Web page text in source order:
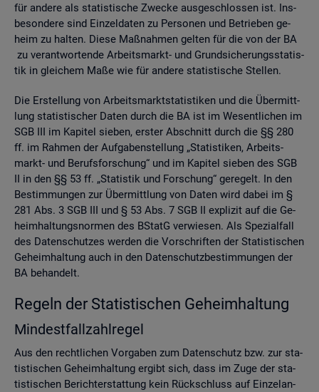
für an­de­re als sta­tis­ti­sche Zwe­cke aus­ge­schlos­sen ist. Ins­
be­son­de­re sind Ein­zel­da­ten zu Per­so­nen und Be­trie­ben ge­
heim zu hal­ten. Diese Maß­nah­men gel­ten für die von der BA
zu ver­ant­wor­ten­de Ar­beits­markt- und Grund­si­che­rungs­sta­tis­
tik in glei­chem Maße wie für an­de­re sta­tis­ti­sche Stel­len.
Die Er­stel­lung von Ar­beits­markt­sta­tis­ti­ken und die Über­mitt­
lung sta­tis­ti­scher Daten durch die BA ist im We­sent­li­chen im
SGB III im Ka­pi­tel sie­ben, ers­ter Ab­schnitt durch die §§ 280
ff. im Rah­men der Auf­ga­ben­stel­lung „Sta­tis­ti­ken, Ar­beits­
markt- und Be­rufs­for­schung“ und im Ka­pi­tel sie­ben des SGB
II in den §§ 53 ff. „Sta­tis­tik und For­schung“ ge­re­gelt. In den
Be­stim­mun­gen zur Über­mitt­lung von Daten wird dabei im §
281 Abs. 3 SGB III und § 53 Abs. 7 SGB II ex­pli­zit auf die Ge­
heim­hal­tungs­nor­men des BStatG ver­wie­sen. Als Spe­zi­al­fall
des Da­ten­schut­zes wer­den die Vor­schrif­ten der Sta­tis­ti­schen
Ge­heim­hal­tung auch in den Da­ten­schutz­be­stim­mun­gen der
BA be­han­delt.
Re­geln der Sta­tis­ti­schen Ge­heim­hal­tung
Min­dest­fall­zahl­re­gel
Aus den recht­li­chen Vor­ga­ben zum Da­ten­schutz bzw. zur sta­
tis­ti­schen Ge­heim­hal­tung er­gibt sich, dass im Zuge der sta­
tis­ti­schen Be­richt­erstat­tung kein Rück­schluss auf Ein­zel­an­